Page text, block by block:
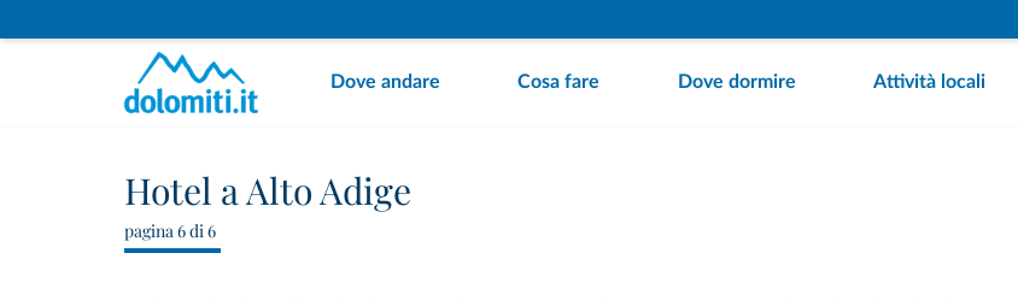
Dove andare Cosa fare Dove dormire Attività locali
Hotel a Alto Adige
pagina 6 di 6